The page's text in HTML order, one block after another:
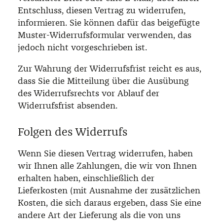
Entschluss, diesen Vertrag zu widerrufen,
informieren. Sie können dafür das beigefügte
Muster-Widerrufsformular verwenden, das
jedoch nicht vorgeschrieben ist.
Zur Wahrung der Widerrufsfrist reicht es aus,
dass Sie die Mitteilung über die Ausübung
des Widerrufsrechts vor Ablauf der
Widerrufsfrist absenden.
Folgen des Widerrufs
Wenn Sie diesen Vertrag widerrufen, haben
wir Ihnen alle Zahlungen, die wir von Ihnen
erhalten haben, einschließlich der
Lieferkosten (mit Ausnahme der zusätzlichen
Kosten, die sich daraus ergeben, dass Sie eine
andere Art der Lieferung als die von uns